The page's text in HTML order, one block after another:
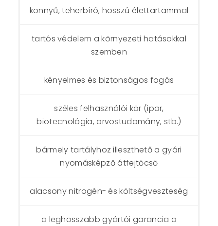
könnyű, teherbíró, hosszú élettartammal
tartós védelem a környezeti hatásokkal
szemben
kényelmes és biztonságos fogás
széles felhasználói kör (ipar,
biotecnológia, orvostudomány, stb.)
bármely tartályhoz illeszthető a gyári
nyomásképző átfejtőcső
alacsony nitrogén- és költségveszteség
a leghosszabb gyártói garancia a